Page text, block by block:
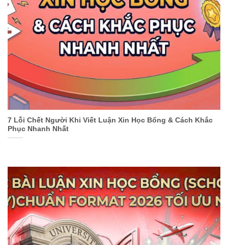
7 Lỗi Chết Người Khi Viết Luận Xin Học Bổng & Cách Khắc
Phục Nhanh Nhất